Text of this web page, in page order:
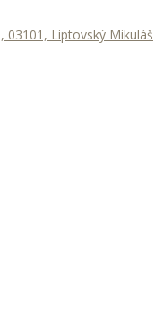
03101, Liptovský Mikuláš